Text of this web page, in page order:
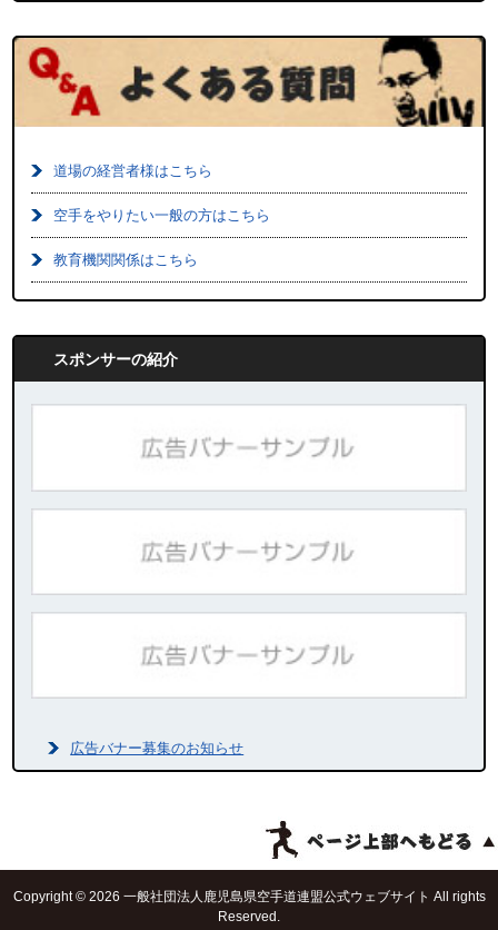
道場の経営者様はこちら
空手をやりたい一般の方はこちら
教育機関関係はこちら
スポンサーの紹介
広告バナー募集のお知らせ
Copyright © 2026 一般社団法人鹿児島県空手道連盟公式ウェブサイト All rights
Reserved.